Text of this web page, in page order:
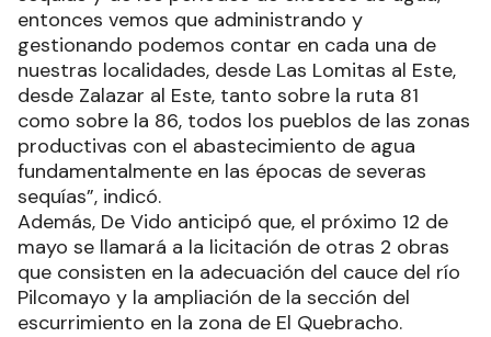
entonces vemos que administrando y
gestionando podemos contar en cada una de
nuestras localidades, desde Las Lomitas al Este,
desde Zalazar al Este, tanto sobre la ruta 81
como sobre la 86, todos los pueblos de las zonas
productivas con el abastecimiento de agua
fundamentalmente en las épocas de severas
sequías”, indicó.
Además, De Vido anticipó que, el próximo 12 de
mayo se llamará a la licitación de otras 2 obras
que consisten en la adecuación del cauce del río
Pilcomayo y la ampliación de la sección del
escurrimiento en la zona de El Quebracho.